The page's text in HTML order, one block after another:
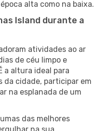
alta como na baixa.
Island durante a
atividades ao ar
de céu limpo e
a altura ideal para
da cidade, participar em
na esplanada de um
das melhores